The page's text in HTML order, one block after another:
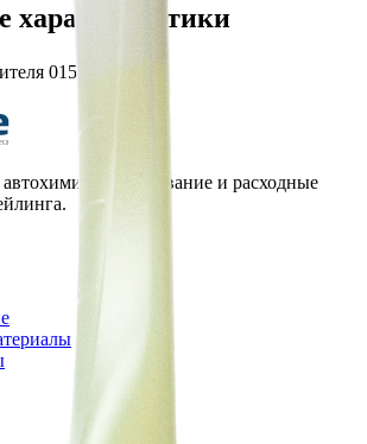
характеристики
015509
оборудование и расходные